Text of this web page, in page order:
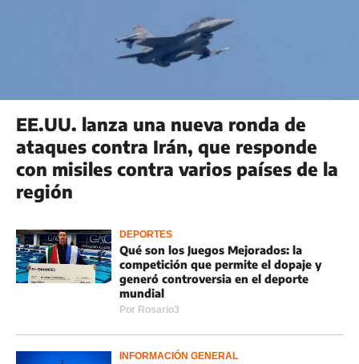
EE.UU. lanza una nueva ronda de
ataques contra Irán, que responde
con misiles contra varios países de la
región
DEPORTES
Qué son los Juegos Mejorados: la
competición que permite el dopaje y
generó controversia en el deporte
mundial
Por Rosario3
INFORMACIÓN GENERAL